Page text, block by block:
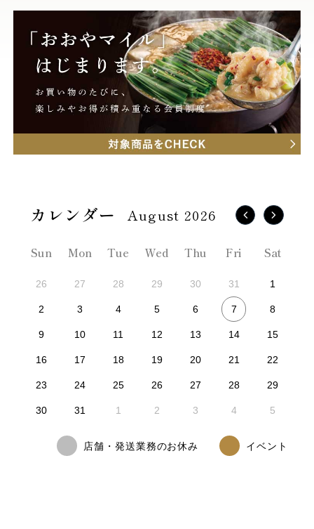
August 2026
Sun Mon Tue Wed Thu Fri Sat
26 27 28 29 30 31 1
2 3 4 5 6 7 8
9 10 11 12 13 14 15
16 17 18 19 20 21 22
23 24 25 26 27 28 29
30 31 1 2 3 4 5
店舗・発送業務のお休み イベント